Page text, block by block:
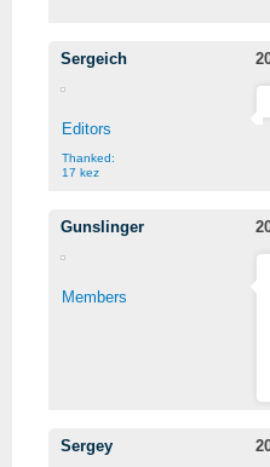
Sergeich
Editors
Thanked:
17 kez
Gunslinger
Members
Sergey